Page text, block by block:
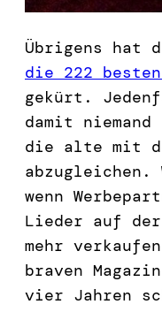
Übrigens hat
die 222
gekürt.
damit
die alte mit
abzugleichen.
wenn
Lieder auf
mehr
braven
vier Jahren